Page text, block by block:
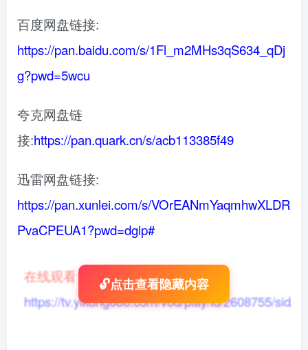
百度网盘链接:
https://pan.baidu.com/s/1Fl_m2MHs3qS634_qDj
g?pwd=5wcu
夸克网盘链
接:https://pan.quark.cn/s/acb113385f49
迅雷网盘链接:
https://pan.xunlei.com/s/VOrEANmYaqmhwXLDR
PvaCPEUA1?pwd=dgip#
在线观看：
https://tv.yikong666.com/vod/play/id/2608755/sid/
🔓点击查看隐藏内容